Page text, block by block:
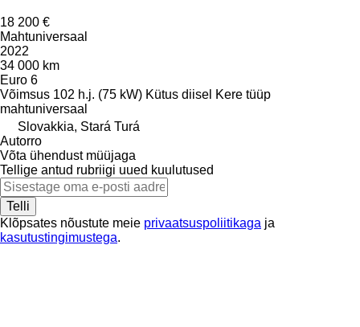
18 200 €
Mahtuniversaal
2022
34 000 km
Euro 6
Võimsus 102 h.j. (75 kW) Kütus diisel Kere tüüp
mahtuniversaal
Slovakkia, Stará Turá
Autorro
Võta ühendust müüjaga
Tellige antud rubriigi uued kuulutused
Telli
Klõpsates nõustute meie privaatsuspoliitikaga ja
kasutustingimustega.